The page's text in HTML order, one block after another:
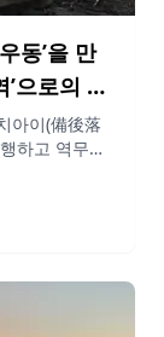
동’을 만
으로의 여
아이(備後落
하고 역무원
는 조용하고
족! 꼭 한번